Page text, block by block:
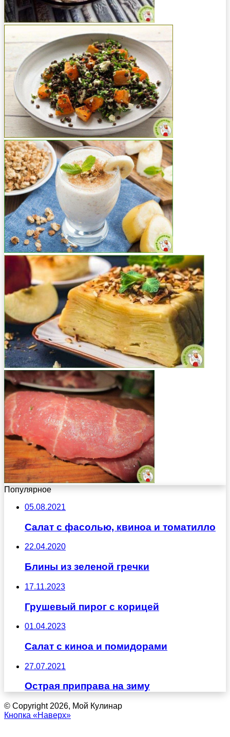
Популярное
05.08.2021
Салат с фасолью, квиноа и томатилло
22.04.2020
Блины из зеленой гречки
17.11.2023
Грушевый пирог с корицей
01.04.2023
Салат с киноа и помидорами
27.07.2021
Острая приправа на зиму
© Copyright 2026, Мой Кулинар
Кнопка «Наверх»